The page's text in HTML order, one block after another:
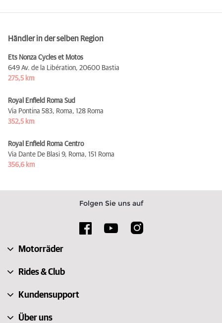
Händler in der selben Region
Ets Nonza Cycles et Motos
649 Av. de la Libération, 20600 Bastia
275,5 km
Royal Enfield Roma Sud
Via Pontina 583, Roma, 128 Roma
352,5 km
Royal Enfield Roma Centro
Via Dante De Blasi 9, Roma, 151 Roma
356,6 km
Folgen Sie uns auf
Motorräder
Rides & Club
Kundensupport
Über uns